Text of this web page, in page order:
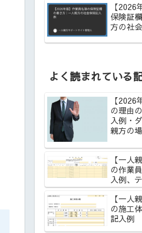
【
保険証
方の社
よく読まれている
【
の理由
入例・
親方の
【一人
の作業
入例、
【一人
の施工
記入例